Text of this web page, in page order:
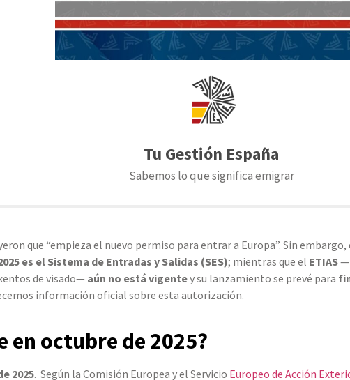
Tu Gestión España
Sabemos lo que significa emigrar
que “empieza el nuevo permiso para entrar a Europa”. Sin embargo,
es el Sistema de Entradas y Salidas (SES); mientras que el ETIAS
de visado— aún no está vigentey su lanzamiento se prevé para
información oficial sobre esta autorización.
en octubre de 2025?
2025. Según la Comisión Europea y el Servicio Europeo de Acción